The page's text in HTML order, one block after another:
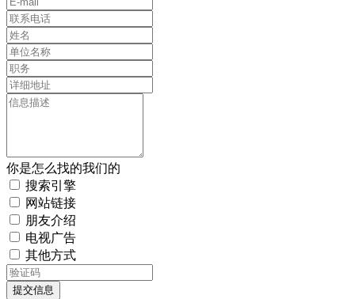
你是怎么找的我们的
搜索引擎
网站链接
朋友介绍
电视广告
其他方式
提交信息